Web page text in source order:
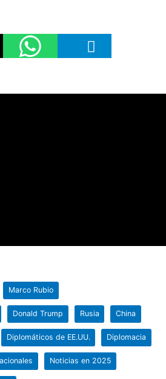
Marco Rubio
Donald Trump Rusia China
Diplomáticos de EE.UU. Diplomacia
Noticias en 2025